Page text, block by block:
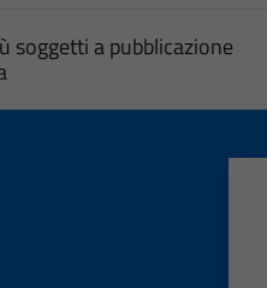
soggetti a pubblicazione